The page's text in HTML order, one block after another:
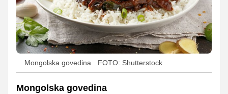
Mongolska govedina FOTO: Shutterstock
Mongolska govedina